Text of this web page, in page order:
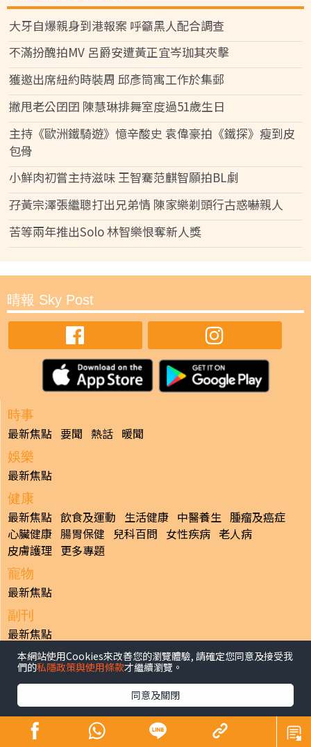
大牙自爆親身到港報案 呼籲黑人配合調查
不滿扮醜拍MV 呂爵安遭黃正宜岑珈其夾擊
獲邀出席紐約時裝周 邱彥筒寓工作於集郵
撇甩老公囝囝 陳慧琳排舞室度過51歲生日
主持《歐洲鐵騎遊》憶辛酸史 袁偉豪拍《鐵探》瘦到皮
包骨
小鮮肉初嘗主持滋味 王智騫范麒智願拍BL劇
孖黃宗澤張繼聰打出兄弟情 陳家樂剃頭行古惑嚇親人
苦等兩年推出Solo 林智樂恨奪新人獎
晴報 Sky Post
時事
最新焦點 要聞 熱話 暖聞
娛樂
最新焦點
健康
最新焦點 飲食及運動 生活健康 中醫養生 腫瘤及癌症
心臟健康 腸胃保健 兒科百問 女性疾病 老人病
皮膚護理 更多專題
寵物
最新焦點
副刊
最新焦點
日報
揭頁版 港聞 財經/地產 中國/國際
生活副刊
體育 專題/人物
香港經濟日報版權所有©2026
本網站使用Cookies來改善您的瀏覽體驗, 請確定您同意及接受我
們的私隱政策與使用條款才繼續瀏覽。
同意及關閉